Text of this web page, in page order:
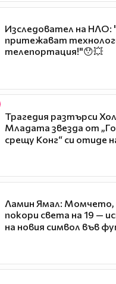
Изследовател на
притежават
телепортация!"😯💥
Трагедия разтърси
Младата звезда от
срещу Конг“ си отиде
Ламин Ямал: Момчето,
покори света на 19 —
на новия символ във